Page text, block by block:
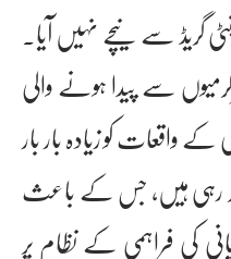
20 ڈگری سینٹی گریڈ سے نیچے نہیں آیا۔
سے پیدا ہونے والی
کے واقعات کو زیادہ بار بار
رہی ہیں، جس کے باعث
کی فراہمی کے نظام پر